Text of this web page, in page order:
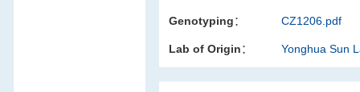
Genotyping： CZ1206.pdf
Lab of Origin： Yonghua Sun